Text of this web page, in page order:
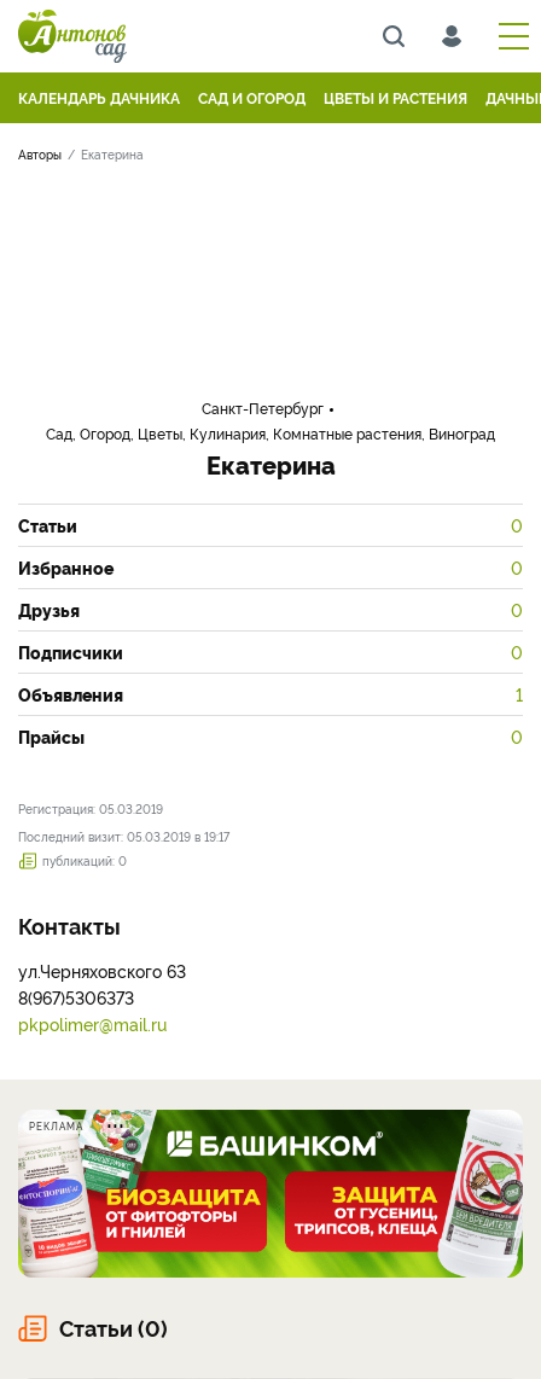
КАЛЕНДАРЬ ДАЧНИКА САД И ОГОРОД ЦВЕТЫ И РАСТЕНИЯ
Авторы Екатерина
Санкт-Петербург
Сад, Огород, Цветы, Кулинария, Комнатные растения, Виноград
Екатерина
Статьи 0
Избранное 0
Друзья 0
Подписчики 0
Объявления 1
Прайсы 0
Регистрация: 05.03.2019
Последний визит: 05.03.2019 в 19:17
публикаций: 0
Контакты
ул.Черняховского 63
8(967)5306373
pkpolimer@mail.ru
РЕКЛАМА
Статьи (0)